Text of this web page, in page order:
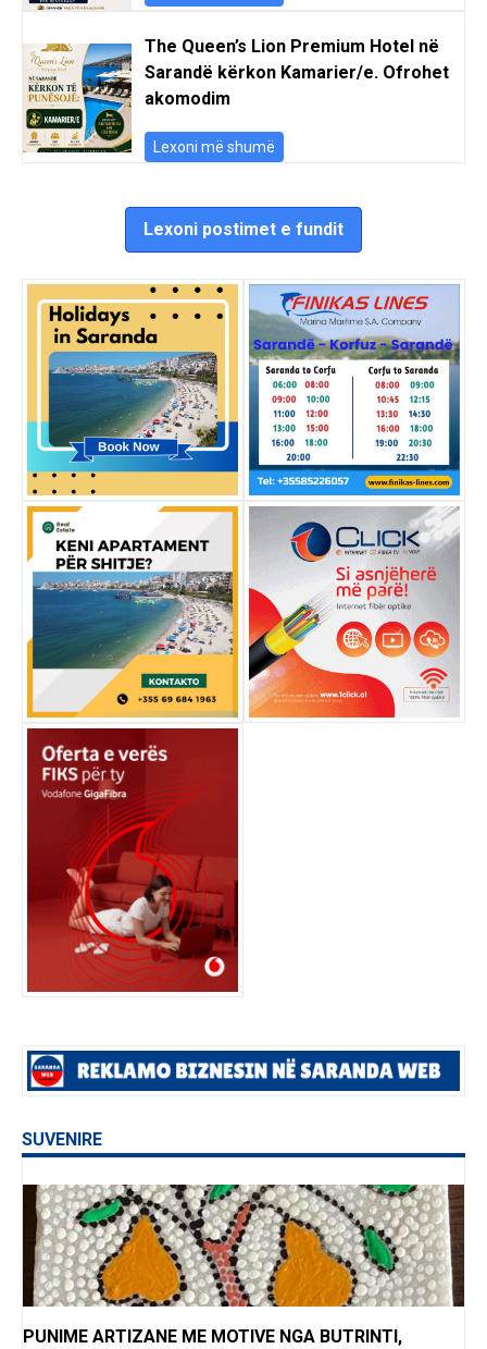
The Queen’s Lion Premium Hotel në
Sarandë kërkon Kamarier/e. Ofrohet
akomodim
Lexoni më shumë
Lexoni postimet e fundit
SUVENIRE
PUNIME ARTIZANE ME MOTIVE NGA BUTRINTI,